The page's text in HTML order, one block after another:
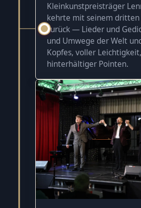
Kleinkunstpreisträger
kehrte mit seinem dritten
zurück — Lieder und
und Umwege der Welt
Kopfes, voller
hinterhältiger Pointen.